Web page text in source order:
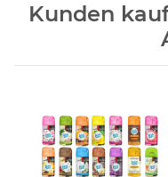
Kunden